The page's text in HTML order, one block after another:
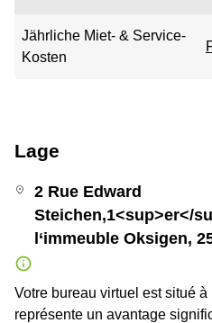
Jährliche Miet- & Service-
Kosten
Lage
2 Rue Edward
Steichen,1<sup>er</
l‘immeuble Oksigen,
Votre bureau virtuel est situé
représente un avantage